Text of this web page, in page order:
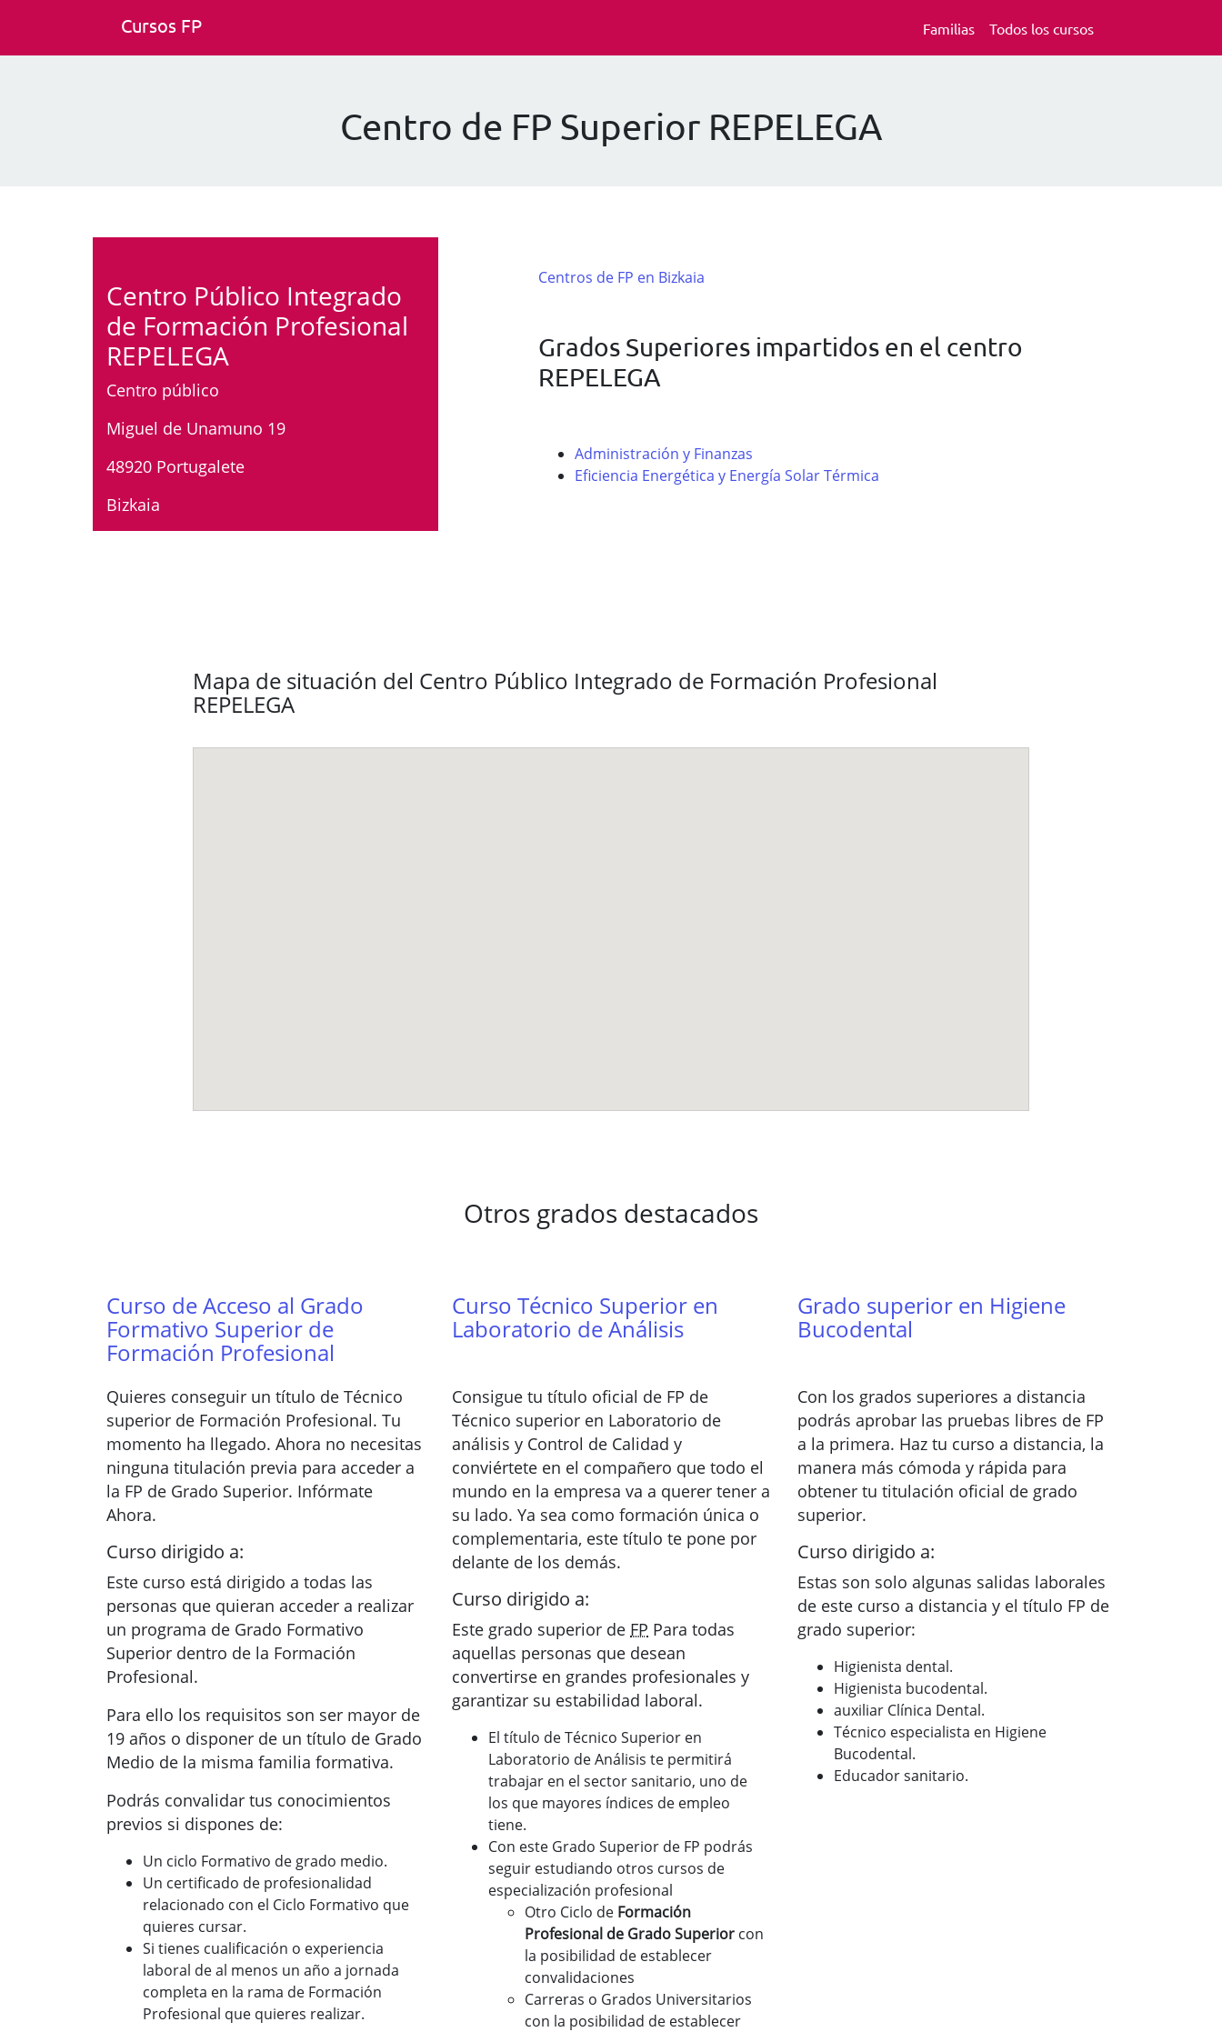
Cursos FP Familias Todos los cursos
Centro de FP Superior REPELEGA
Centro Público Integrado
de Formación Profesional
REPELEGA
Centro público
Miguel de Unamuno 19
48920 Portugalete
Bizkaia
Centros de FP en Bizkaia
Grados Superiores impartidos en el centro
REPELEGA
Administración y Finanzas
Eficiencia Energética y Energía Solar Térmica
Mapa de situación del Centro Público Integrado de Formación Profesional
REPELEGA
Otros grados destacados
Curso de Acceso al Grado
Formativo Superior de
Formación Profesional
Quieres conseguir un título de Técnico
superior de Formación Profesional. Tu
momento ha llegado. Ahora no necesitas
ninguna titulación previa para acceder a
la FP de Grado Superior. Infórmate
Ahora.
Curso dirigido a:
Este curso está dirigido a todas las
personas que quieran acceder a realizar
un programa de Grado Formativo
Superior dentro de la Formación
Profesional.
Para ello los requisitos son ser mayor de
19 años o disponer de un título de Grado
Medio de la misma familia formativa.
Podrás convalidar tus conocimientos
previos si dispones de:
Un ciclo Formativo de grado medio.
Un certificado de profesionalidad
relacionado con el Ciclo Formativo que
quieres cursar.
Si tienes cualificación o experiencia
laboral de al menos un año a jornada
completa en la rama de Formación
Profesional que quieres realizar.
Curso Técnico Superior en
Laboratorio de Análisis
Consigue tu título oficial de FP de
Técnico superior en Laboratorio de
análisis y Control de Calidad y
conviértete en el compañero que todo el
mundo en la empresa va a querer tener a
su lado. Ya sea como formación única o
complementaria, este título te pone por
delante de los demás.
Curso dirigido a:
Este grado superior de FP Para todas
aquellas personas que desean
convertirse en grandes profesionales y
garantizar su estabilidad laboral.
El título de Técnico Superior en
Laboratorio de Análisis te permitirá
trabajar en el sector sanitario, uno de
los que mayores índices de empleo
tiene.
Con este Grado Superior de FP podrás
seguir estudiando otros cursos de
especialización profesional
Otro Ciclo de Formación
Profesional de Grado Superior con
la posibilidad de establecer
convalidaciones
Carreras o Grados Universitarios
con la posibilidad de establecer
Grado superior en Higiene
Bucodental
Con los grados superiores a distancia
podrás aprobar las pruebas libres de FP
a la primera. Haz tu curso a distancia, la
manera más cómoda y rápida para
obtener tu titulación oficial de grado
superior.
Curso dirigido a:
Estas son solo algunas salidas laborales
de este curso a distancia y el título FP de
grado superior:
Higienista dental.
Higienista bucodental.
auxiliar Clínica Dental.
Técnico especialista en Higiene
Bucodental.
Educador sanitario.